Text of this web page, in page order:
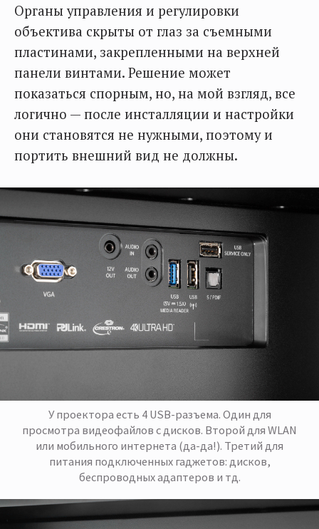
Органы управления и регулировки
объектива скрыты от глаз за съемными
пластинами, закрепленными на верхней
панели винтами. Решение может
показаться спорным, но, на мой взгляд, все
логично — после инсталляции и настройки
они становятся не нужными, поэтому и
портить внешний вид не должны.
У проектора есть 4 USB-разъема. Один для
просмотра видеофайлов с дисков. Второй для WLAN
или мобильного интернета (да-да!). Третий для
питания подключенных гаджетов: дисков,
беспроводных адаптеров и тд.